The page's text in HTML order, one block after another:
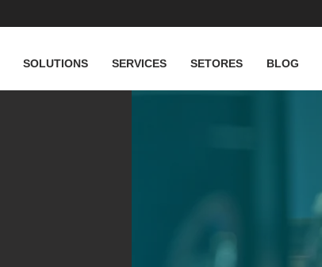
SOLUTIONS SERVICES SETORES BLOG